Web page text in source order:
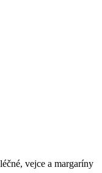
vejce a margaríny